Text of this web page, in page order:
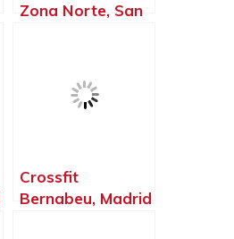
Zona Norte, San
Crossfit
Bernabeu, Madrid